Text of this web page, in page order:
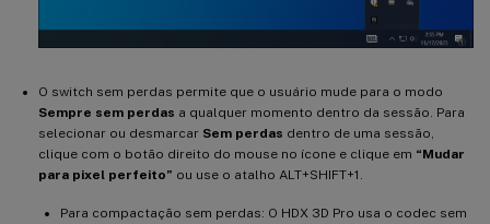
O switch sem perdas permite que o usuário mude para o modo
Sempre sem perdas a qualquer momento dentro da sessão. Para
selecionar ou desmarcar Sem perdas dentro de uma sessão,
clique com o botão direito do mouse no ícone e clique em “Mudar
para pixel perfeito” ou use o atalho ALT+SHIFT+1.
Para compactação sem perdas: O HDX 3D Pro usa o codec sem